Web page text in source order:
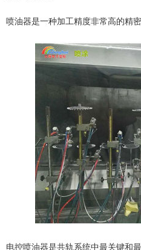
喷油器是一种加工精度非常高的精
电控喷油器是共轨系统中最关键和